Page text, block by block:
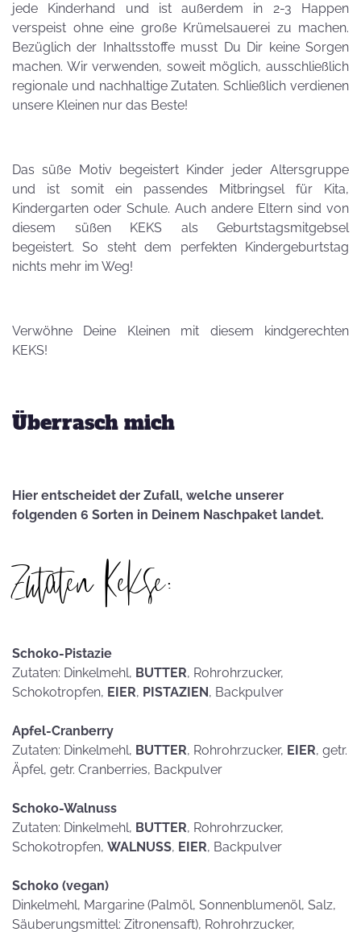
jede Kinderhand und ist außerdem in 2-3 Happen
verspeist ohne eine große Krümelsauerei zu machen.
Bezüglich der Inhaltsstoffe musst Du Dir keine Sorgen
machen. Wir verwenden, soweit möglich, ausschließlich
regionale und nachhaltige Zutaten. Schließlich verdienen
unsere Kleinen nur das Beste!
Das süße Motiv begeistert Kinder jeder Altersgruppe
und ist somit ein passendes Mitbringsel für Kita,
Kindergarten oder Schule. Auch andere Eltern sind von
diesem süßen KEKS als Geburtstagsmitgebsel
begeistert. So steht dem perfekten Kindergeburtstag
nichts mehr im Weg!
Verwöhne Deine Kleinen mit diesem kindgerechten
KEKS!
Überrasch mich
Hier entscheidet der Zufall, welche unserer
folgenden 6 Sorten in Deinem Naschpaket landet.
Zutaten Kekse:
Schoko-Pistazie
Zutaten: Dinkelmehl, BUTTER, Rohrohrzucker,
Schokotropfen, EIER, PISTAZIEN, Backpulver
Apfel-Cranberry
Zutaten: Dinkelmehl, BUTTER, Rohrohrzucker, EIER, getr.
Äpfel, getr. Cranberries, Backpulver
Schoko-Walnuss
Zutaten: Dinkelmehl, BUTTER, Rohrohrzucker,
Schokotropfen, WALNUSS, EIER, Backpulver
Schoko (vegan)
Dinkelmehl, Margarine (Palmöl, Sonnenblumenöl, Salz,
Säuberungsmittel: Zitronensaft), Rohrohrzucker,